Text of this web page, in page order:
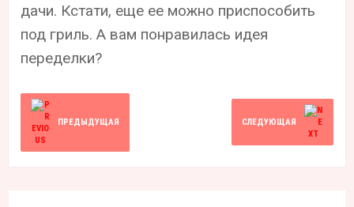
дачи. Кстати, еще ее можно приспособить
под гриль. А вам понравилась идея
переделки?
ПРЕДЫДУЩАЯ СЛЕДУЮЩАЯ